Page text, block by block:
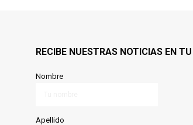
RECIBE NUESTRAS NOTICIAS EN
Nombre
Apellido